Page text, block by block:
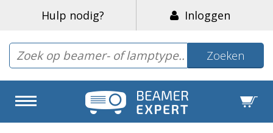
Hulp nodig? Inloggen
Zoeken